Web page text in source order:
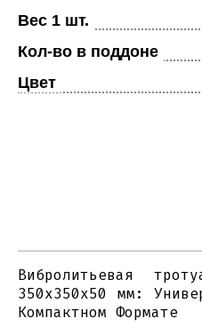
Вес 1 шт.
Кол-во в поддоне
Цвет
Вибролитьевая
350х350х50 мм:
Компактном Формате